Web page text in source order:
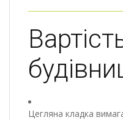
Цегляна кладка